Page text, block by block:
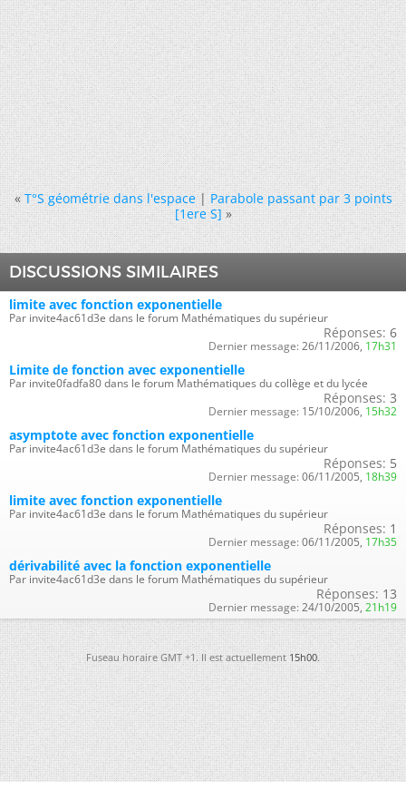
« T°S géométrie dans l'espace|Parabole passant par 3 points
[1ere S] »
DISCUSSIONS SIMILAIRES
limite avec fonction exponentielle
Par invite4ac61d3e dans le forum Mathématiques du supérieur
Réponses: 6
Dernier message: 26/11/2006, 17h31
Limite de fonction avec exponentielle
Par invite0fadfa80 dans le forum Mathématiques du collège et du lycée
Réponses: 3
Dernier message: 15/10/2006, 15h32
asymptote avec fonction exponentielle
Par invite4ac61d3e dans le forum Mathématiques du supérieur
Réponses: 5
Dernier message: 06/11/2005, 18h39
limite avec fonction exponentielle
Par invite4ac61d3e dans le forum Mathématiques du supérieur
Réponses: 1
Dernier message: 06/11/2005, 17h35
dérivabilité avec la fonction exponentielle
Par invite4ac61d3e dans le forum Mathématiques du supérieur
Réponses: 13
Dernier message: 24/10/2005, 21h19
Fuseau horaire GMT +1. Il est actuellement15h00.